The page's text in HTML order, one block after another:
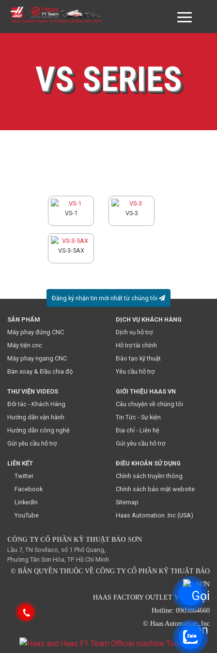
SẢN PHẨM
DỊCH VỤ
VS SERIES
VS-1 VS-3
VS-3-5AX
Đăng ký nhận tin mới nhất từ chúng tôi
* Việc này đồng nghĩa với việc bạn chấp nhậnchính sách
của chúng tôi.
SẢN PHẨM
Máy phay đứng CNC
Máy tiện cnc
Máy phay ngang CNC
Bàn xoay & Đầu chia độ
DỊCH VỤ KHÁCH HÀNG
Dịch vụ hỗ trợ
Hỗ trợ tài chính
Đào tạo kỹ thuật
Yêu cầu hỗ trợ
THƯ VIỆN VIDEOS
Đối tác - Khách Hàng
Hướng dẫn vận hành
Hướng dẫn công nghệ
Gửi yêu cầu hỗ trợ
GIỚI THIỆU HAAS VN
Câu chuyện về chúng tôi
Tin Tức - Sự kiện
Địa chỉ - Liên hệ
Gửi yêu cầu hỗ trợ
LIÊN KẾT
Twitter
Facebook
LinkedIn
YouTube
ĐIỀU KHOẢN SỬ DỤNG
Chính sách truyền thông
Chính sách bảo mật website
Sitemap
Haas Automation .Inc (USA)
CÔNG TY CỔ PHẦN KỸ THUẬT BẢO SƠN
Lầu 7, TN Sovilaco, số 1 Phổ Quang,
Phường Tân Sơn Hòa, TP. Hồ Chí Minh
© BẢN QUYỀN THUỘC VỀ CÔNG TY CỔ PHẦN KỸ THUẬT BẢO
SƠN
HAAS FACTORY OUTLET VIETNAM.
Hotline: 0909864660
© Haas Automation .Inc